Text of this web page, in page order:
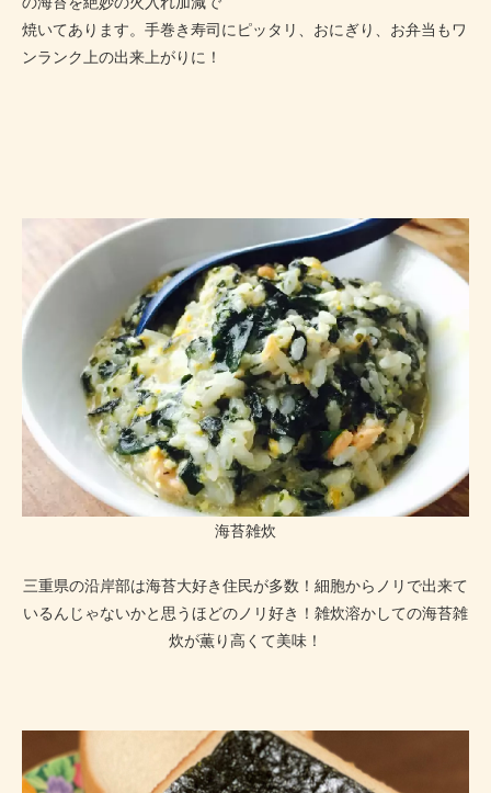
焼いてあります。手巻き寿司にピッタリ、おにぎり、お弁当もワ
ンランク上の出来上がりに！
海苔雑炊
三重県の沿岸部は海苔大好き住民が多数！細胞からノリで出来て
いるんじゃないかと思うほどのノリ好き！雑炊溶かしての海苔雑
炊が薫り高くて美味！